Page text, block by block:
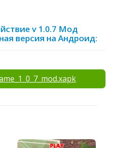
v 1.0.7 Мод
версия на Андроид: